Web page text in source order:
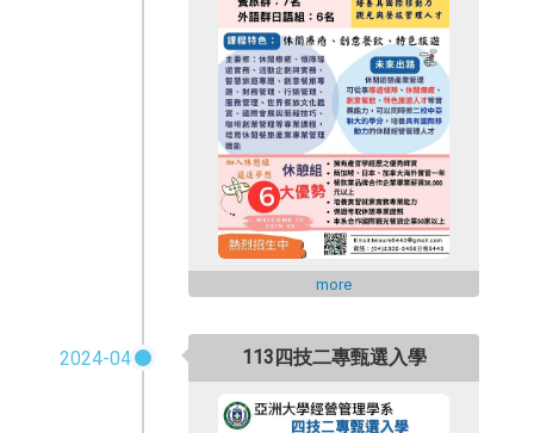
more
2024-04 113四技二專甄選入學